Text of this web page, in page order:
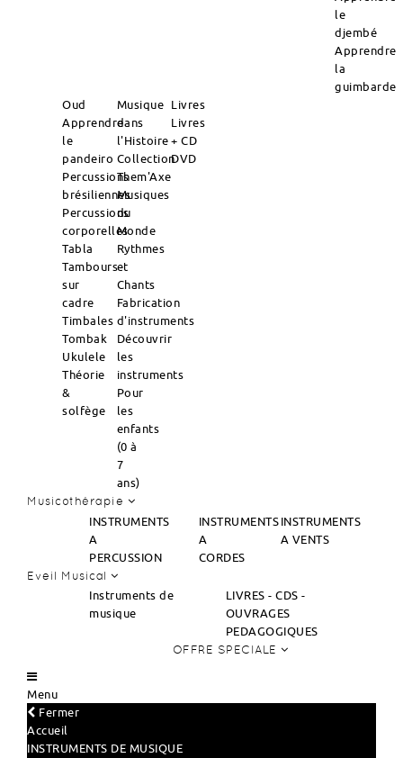
le
djembé
Apprendre
la
guimbarde
Oud
Apprendre
le
pandeiro
Percussions
brésiliennes
Percussions
corporelles
Tabla
Tambours
sur
cadre
Timbales
Tombak
Ukulele
Théorie
&
solfège
Musique
dans
l'Histoire
Collection
Them'Axe
Musiques
du
Monde
Rythmes
et
Chants
Fabrication
d'instruments
Découvrir
les
instruments
Pour
les
enfants
(0 à
7
ans)
Livres
Livres
+ CD
DVD
Musicothérapie
INSTRUMENTS
A
PERCUSSION
INSTRUMENTS
A
CORDES
INSTRUMENTS
A VENTS
Eveil Musical
Instruments de
musique
LIVRES - CDS -
OUVRAGES
PEDAGOGIQUES
OFFRE SPECIALE
Menu
Fermer
Accueil
INSTRUMENTS DE MUSIQUE